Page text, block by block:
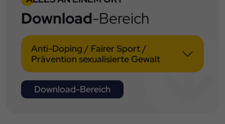
Download-Bereich
Anti-Doping / Fairer Sport /
Prävention sexualisierte Gewalt
Download-Bereich